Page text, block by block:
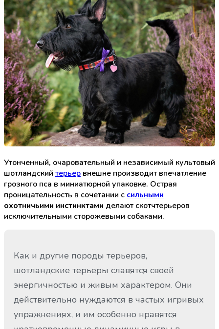
Утонченный, очаровательный и независимый культовый
шотландский терьер внешне производит впечатление
грозного пса в миниатюрной упаковке. Острая
проницательность в сочетании с сильными
охотничьими инстинктами делают скотчтерьеров
исключительными сторожевыми собаками.
Как и другие породы терьеров,
шотландские терьеры славятся своей
энергичностью и живым характером. Они
действительно нуждаются в частых игривых
упражнениях, и им особенно нравятся